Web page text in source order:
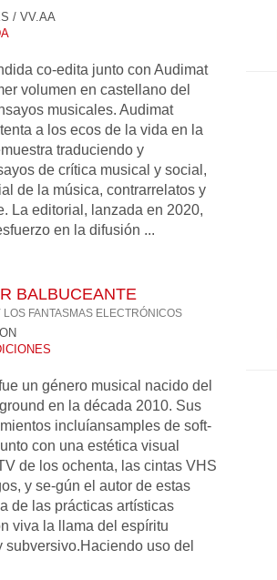
/ VV.AA
co-edita junto con Audimat
volumen en castellano del
musicales. Audimat
a los ecos de la vida en la
traduciendo y
de crítica musical y social,
de la música, contrarrelatos y
La editorial, lanzada en 2020,
en la difusión ...
BALBUCEANTE
LOS FANTASMAS ELECTRÓNICOS
un género musical nacido del
en la década 2010. Sus
incluíansamples de soft-
con una estética visual
de los ochenta, las cintas VHS
y se-gún el autor de estas
de las prácticas artísticas
viva la llama del espíritu
subversivo.Haciendo uso del